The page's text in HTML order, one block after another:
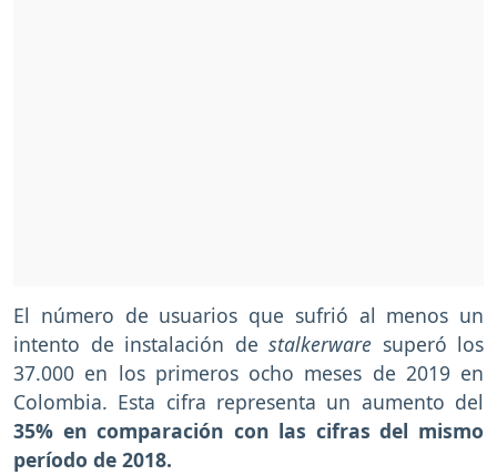
El número de usuarios que sufrió al menos un
intento de instalación de stalkerware superó los
37.000 en los primeros ocho meses de 2019 en
Colombia. Esta cifra representa un aumento del
35% en comparación con las cifras del mismo
período de 2018.